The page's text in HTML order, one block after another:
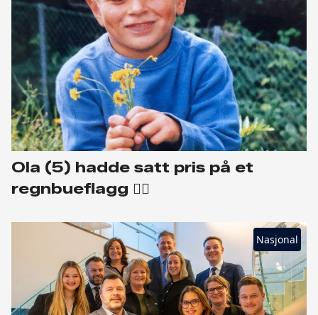
Ola (5) hadde satt pris på et
regnbueflagg 🏳️‍🌈
Nasjonal